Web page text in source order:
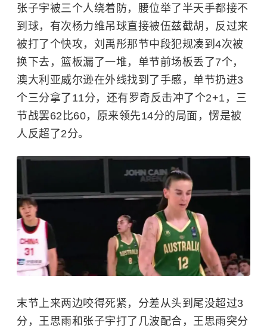
张子宇被三个人绕着防，腰位举了半天手都接不
到球，有次杨力维吊球直接被伍兹截胡，反过来
被打了个快攻， 刘禹彤那节中段犯规凑到4次被
换下去，篮板漏了一堆，单节前场板丢了7个，
澳大利亚威尔逊在外线找到了手感，单节扔进3
个三分拿了11分，还有罗奇反击冲了个2+1，三
节战罢62比60，原来领先14分的局面，愣是被
人反超了2分。
末节上来两边咬得死紧，分差从头到尾没超过3
分，王思雨和张子宇打了几波配合，王思雨突分